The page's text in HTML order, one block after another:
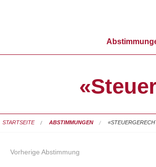
STARTSEITE ABSTIMMUNGEN
Vorherige Abstimmung